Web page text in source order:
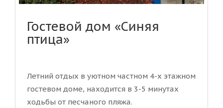
Гостевой дом «Синяя
птица»
Летний отдых в уютном частном 4-х этажном
гостевом доме, находится в 3-5 минутах
ходьбы от песчаного пляжа.